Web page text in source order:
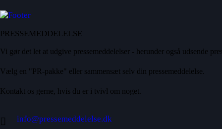
PRESSEMEDDELELSE
Vi gør det let at udgive pressemeddelelser - herunder også udsende
Vælg en "PR-pakke" eller sammensæt selv din pressemeddelelse.
Kontakt os gerne, hvis du er i tvivl om noget.
info@pressemeddelelse.dk